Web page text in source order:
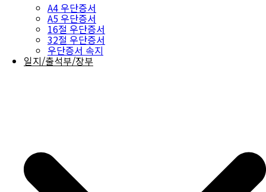
A4 우단증서
A5 우단증서
16절 우단증서
32절 우단증서
우단증서 속지
일지/출석부/장부